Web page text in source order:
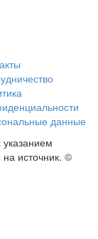
данные
источник. ©